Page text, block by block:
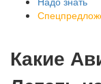
Какие